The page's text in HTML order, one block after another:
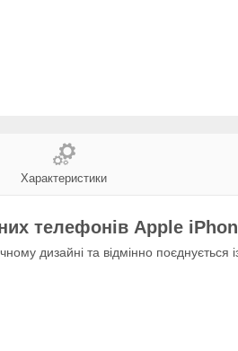
Характеристики
телефонів Apple
дизайні та відмінно